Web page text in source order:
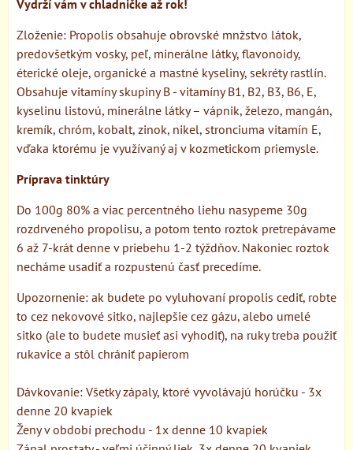
Vydrží vám v chladničke až rok!
Zloženie: Propolis obsahuje obrovské mnžstvo látok,
predovšetkým vosky, peľ, minerálne látky, flavonoidy,
éterické oleje, organické a mastné kyseliny, sekréty rastlín.
Obsahuje vitamíny skupiny B - vitamíny B1, B2, B3, B6, E,
kyselinu listovú, minerálne látky – vápnik, železo, mangán,
kremík, chróm, kobalt, zinok, nikel, stronciuma vitamín E,
vďaka ktorému je využívaný aj v kozmetickom priemysle.
Príprava tinktúry
Do 100g 80% a viac percentného liehu nasypeme 30g
rozdrveného propolisu, a potom tento roztok pretrepávame
6 až 7-krát denne v priebehu 1-2 týždňov. Nakoniec roztok
necháme usadiť a rozpustenú časť precedíme.
Upozornenie: ak budete po vyluhovaní propolis cediť, robte
to cez nekovové sitko, najlepšie cez gázu, alebo umelé
sitko (ale to budete musieť asi vyhodiť), na ruky treba použiť
rukavice a stôl chrániť papierom
Dávkovanie: Všetky zápaly, ktoré vyvolávajú horúčku - 3x
denne 20 kvapiek
Ženy v období prechodu - 1x denne 10 kvapiek